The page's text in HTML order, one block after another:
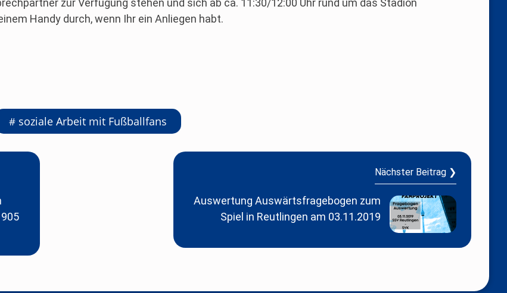
zur Verfügung stehen und sich ab ca. 11:30/12:00 Uhr rund um das Stadion
Handy durch, wenn Ihr ein Anliegen habt.
soziale Arbeit mit Fußballfans
Nächster Beitrag ❯
Auswertung Auswärtsfragebogen zum
Spiel in Reutlingen am 03.11.2019